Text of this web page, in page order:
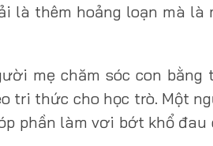
là thêm hoảng loạn mà là
mẹ chăm sóc con bằng
tri thức cho học trò. Một
phần làm vơi bớt khổ đau